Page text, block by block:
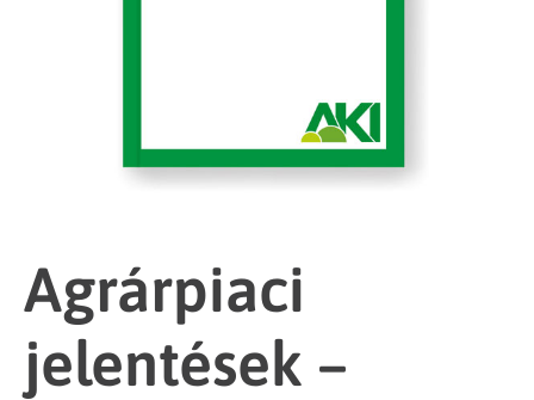
Agrárpiaci
jelentések –